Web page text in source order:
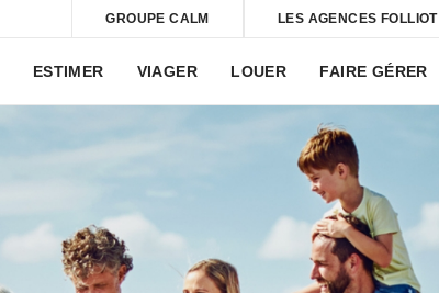
GROUPE CALM LES AGENCES FOLLIOT
ESTIMER VIAGER LOUER FAIRE GÉRER